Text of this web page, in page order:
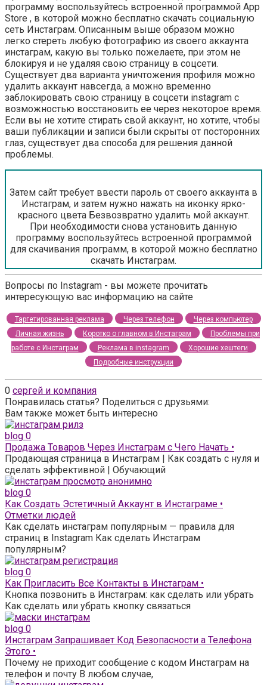
программу воспользуйтесь встроенной программой App
Store , в которой можно бесплатно скачать социальную
сеть Инстаграм. Описанным выше образом можно
легко стереть любую фотографию из своего аккаунта
инстаграм, какую вы только пожелаете, при этом не
блокируя и не удаляя свою страницу в соцсети.
Существует два варианта уничтожения профиля можно
удалить аккаунт навсегда, а можно временно
заблокировать свою страницу в соцсети instagram с
возможностью восстановить ее через некоторое время.
Если вы не хотите стирать свой аккаунт, но хотите, чтобы
ваши публикации и записи были скрыты от посторонних
глаз, существует два способа для решения данной
проблемы.
Затем сайт требует ввести пароль от своего аккаунта в
Инстаграм, и затем нужно нажать на иконку ярко-
красного цвета Безвозвратно удалить мой аккаунт.
При необходимости снова установить данную
программу воспользуйтесь встроенной программой
для скачивания программ, в которой можно бесплатно
скачать Инстаграм.
Вопросы по Instagram - вы можете прочитать
интересующую вас информацию на сайте
Таргетированная реклама Через телефон
Через компьютер
Личная жизнь
Коротко о главном в Инстаграм
Проблемы при
работе с Инстаграм
Реклама в instagram
Хорошие хештеги
Подробные инструкции
0 сергей и компания
Понравилась статья? Поделиться с друзьями:
Вам также может быть интересно
blog 0
Продажа Товаров Через Инстаграм с Чего Начать •
Продающая страница в Инстаграм | Как создать с нуля и
сделать эффективной | Обучающий
blog 0
Как Создать Эстетичный Аккаунт в Инстаграме •
Отметки людей
Как сделать инстаграм популярным — правила для
страниц в Instagram Как сделать Инстаграм
популярным?
blog 0
Как Пригласить Все Контакты в Инстаграм •
Кнопка позвонить в Инстаграм: как сделать или убрать
Как сделать или убрать кнопку связаться
blog 0
Инстаграм Запрашивает Код Безопасности а Телефона
Этого •
Почему не приходит сообщение с кодом Инстаграм на
телефон и почту В любом случае,